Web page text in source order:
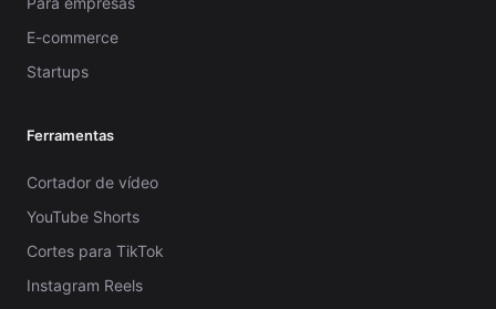
E-commerce
Startups
Ferramentas
Cortador de vídeo
YouTube Shorts
Cortes para TikTok
Instagram Reels